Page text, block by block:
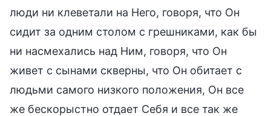
люди ни клеветали на Него, говоря, что Он
сидит за одним столом с грешниками, как бы
ни насмехались над Ним, говоря, что Он
живет с сынами скверны, что Он обитает с
людьми самого низкого положения, Он все
же бескорыстно отдает Себя и все так же